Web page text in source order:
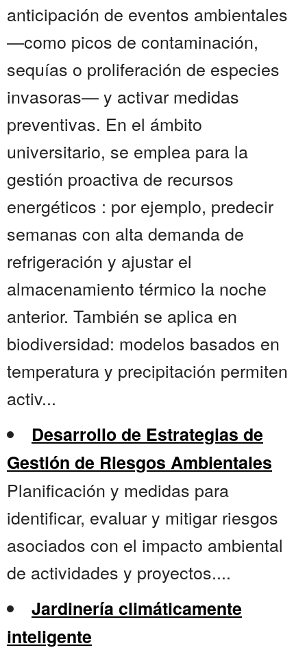
anticipación de eventos ambientales
—como picos de contaminación,
sequías o proliferación de especies
invasoras— y activar medidas
preventivas. En el ámbito
universitario, se emplea para la
gestión proactiva de recursos
energéticos : por ejemplo, predecir
semanas con alta demanda de
refrigeración y ajustar el
almacenamiento térmico la noche
anterior. También se aplica en
biodiversidad: modelos basados en
temperatura y precipitación permiten
activ...
Desarrollo de Estrategias de
Gestión de Riesgos Ambientales
Planificación y medidas para
identificar, evaluar y mitigar riesgos
asociados con el impacto ambiental
de actividades y proyectos....
Jardinería climáticamente
inteligente